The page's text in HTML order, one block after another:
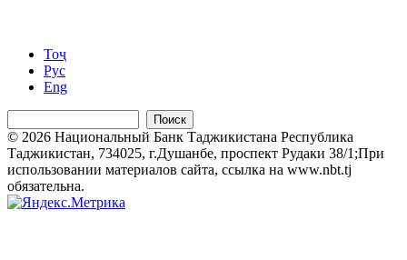
Тоҷ
Рус
Eng
Поиск
© 2026 Национальный Банк Таджикистана Республика
Таджикистан, 734025, г.Душанбе, проспект Рудаки 38/1;При
использовании материалов сайта, ссылка на www.nbt.tj
обязательна.